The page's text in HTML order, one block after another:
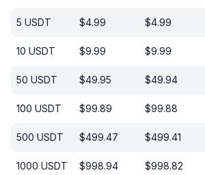
5 USDT $4.99 $4.99
10 USDT $9.99 $9.99
50 USDT $49.95 $49.94
100 USDT $99.89 $99.88
500 USDT $499.47 $499.41
1000 USDT $998.94 $998.82